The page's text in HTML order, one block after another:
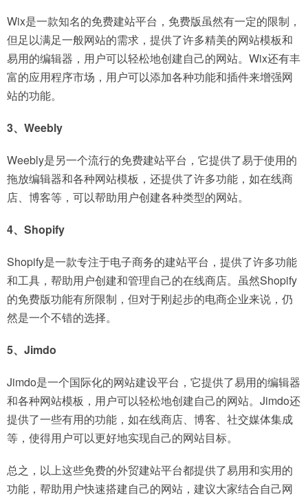
Wix是一款知名的免费建站平台，免费版虽然有一定的限制，
但足以满足一般网站的需求，提供了许多精美的网站模板和
易用的编辑器，用户可以轻松地创建自己的网站。Wix还有丰
富的应用程序市场，用户可以添加各种功能和插件来增强网
站的功能。
3、Weebly
Weebly是另一个流行的免费建站平台，它提供了易于使用的
拖放编辑器和各种网站模板，还提供了许多功能，如在线商
店、博客等，可以帮助用户创建各种类型的网站。
4、Shopify
Shopify是一款专注于电子商务的建站平台，提供了许多功能
和工具，帮助用户创建和管理自己的在线商店。虽然Shopify
的免费版功能有所限制，但对于刚起步的电商企业来说，仍
然是一个不错的选择。
5、Jimdo
Jimdo是一个国际化的网站建设平台，它提供了易用的编辑器
和各种网站模板，用户可以轻松地创建自己的网站。Jimdo还
提供了一些有用的功能，如在线商店、博客、社交媒体集成
等，使得用户可以更好地实现自己的网站目标。
总之，以上这些免费的外贸建站平台都提供了易用和实用的
功能，帮助用户快速搭建自己的网站，建议大家结合自己网